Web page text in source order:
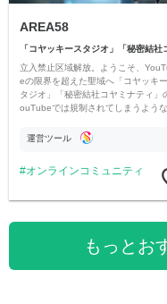
AREA58
立入禁止区域解放。ようこそ、
eの限界を超えた聖域へ「コヤッキ
タジオ」「秘密結社コヤミナティ」
ouTubeでは規制されてしまうよう
公開。
運営ツール
オンラインコミュニティ
もっとお